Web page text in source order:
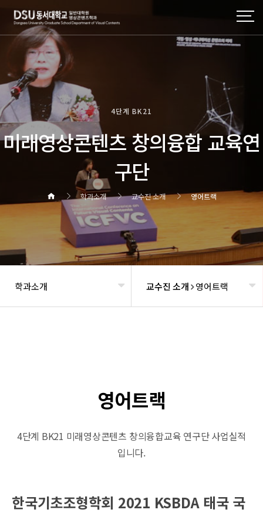
4단계 BK21
미래영상콘텐츠 창의융합 교육연
구단
학과소개 교수진 소개 영어트랙
학과소개 교수진 소개 영어트랙
영어트랙
4단계 BK21 미래영상콘텐츠 창의융합교육 연구단 사업실적
입니다.
한국기초조형학회 2021 KSBDA 태국 국